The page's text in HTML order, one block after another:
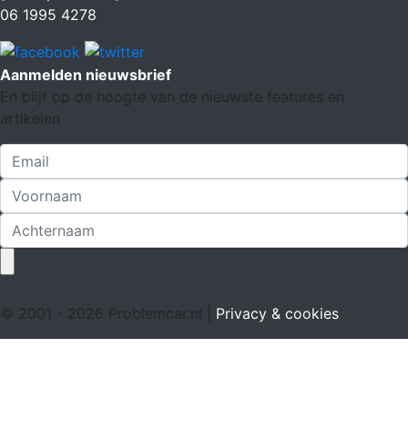
06 1995 4278
Aanmelden nieuwsbrief
En blijf op de hoogte van de nieuwste features en
artikelen
© 2001 - 2026 Problemcar.nl | Privacy & cookies